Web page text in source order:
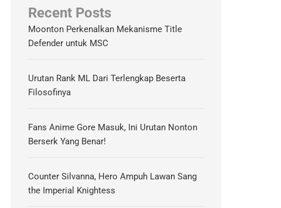
Recent Posts
Moonton Perkenalkan Mekanisme Title
Defender untuk MSC
Urutan Rank ML Dari Terlengkap Beserta
Filosofinya
Fans Anime Gore Masuk, Ini Urutan Nonton
Berserk Yang Benar!
Counter Silvanna, Hero Ampuh Lawan Sang
the Imperial Knightess